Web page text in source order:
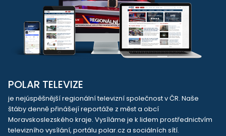
POLAR TELEVIZE
je nejúspěšnější regionální televizní společnost v ČR. Naše
štáby denně přinášejí reportáže z měst a obcí
Moravskoslezského kraje. Vysíláme je k lidem prostřednictvím
televizního vysílání, portálu polar.cz a sociálních sítí.